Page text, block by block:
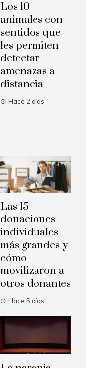
Los 10
animales con
sentidos que
les permiten
detectar
amenazas a
distancia
Hace 2 días
Las 15
donaciones
individuales
más grandes y
cómo
movilizaron a
otros donantes
Hace 5 días